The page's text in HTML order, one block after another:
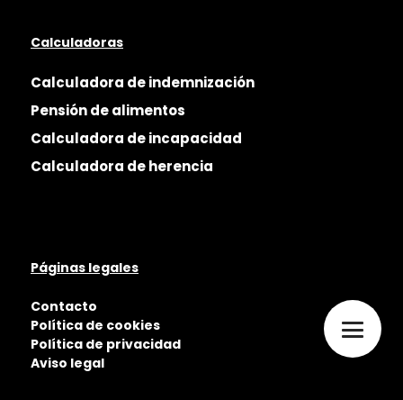
Calculadoras
Calculadora de indemnización
Pensión de alimentos
Calculadora de incapacidad
Calculadora de herencia
Páginas legales
Contacto
Política de cookies
Política de privacidad
Aviso legal